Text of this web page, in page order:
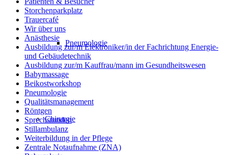
Pneumologie
Chirurgie
Storchenparkplatz
Trauercafé
Wir über uns
Anästhesie
Ausbildung zur/m Elektroniker/in der Fachrichtung Energie-
und Gebäudetechnik
Ausbildung zur/m Kauffrau/mann im Gesundheitswesen
Babymassage
Beikostworkshop
Pneumologie
Qualitätsmanagement
Röntgen
Sprechstunden
Stillambulanz
Weiterbildung in der Pflege
Zentrale Notaufnahme (ZNA)